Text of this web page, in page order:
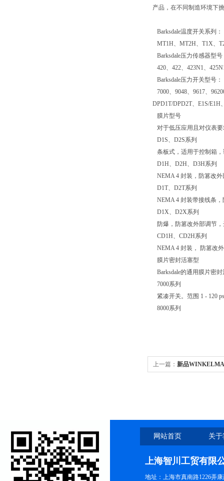
产品，在不同制造环境下
Barksdale温度开关系列：
MT1H、MT2H、T1X、
Barksdale压力传感器型号
420、422、423N1、
Barksdale压力开关型号：
7000、9048、9617、
DPD1T/DPD2T、E1S/E1H
膜片型号
对于低压应用且对仪表
D1S、D2S系列
条板式，适用于控制箱，
D1H、D2H、D3H系列
NEMA 4 封装，防篡改外
D1T、D2T系列
NEMA 4 封装带接线条，
D1X、D2X系列
防爆，防篡改外部调节，
CD1H、CD2H系列
NEMA 4 封装， 防篡改
膜片密封活塞型
Barksdale的通用膜片密
7000系列
紧凑开关。范围 1 - 120
8000系列
上一篇： 新品
网站首页 关
上海智川工贸有限
地址：上海市真南路1226弄